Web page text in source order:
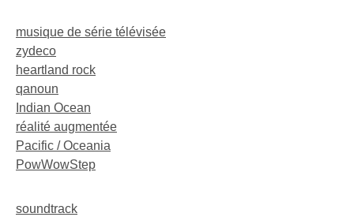
musique de série télévisée
zydeco
heartland rock
qanoun
Indian Ocean
réalité augmentée
Pacific / Oceania
PowWowStep
soundtrack